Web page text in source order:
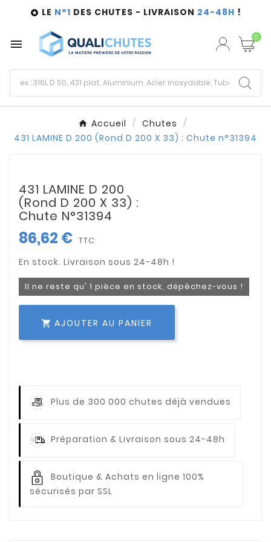
 LE N°1 DES CHUTES - LIVRAISON 24-48H !
 0
Accueil
Chutes
431 LAMINE D 200 (Rond D 200 X 33) : Chute n°31394
431 LAMINE D 200
(Rond D 200 X 33) :
Chute N°31394
86,62 € TTC
Il ne reste qu' 1 pièce en stock, dépêchez-vous !
 AJOUTER AU PANIER
Plus de 300 000 chutes déjà vendues
Préparation & Livraison sous 24-48h
Boutique & Achats en ligne 100%
sécurisés par SSL